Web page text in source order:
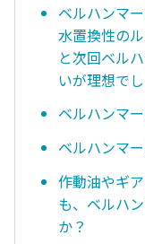
ベルハンマ
水置換性の
と次回ベル
いが理想で
ベルハンマ
ベルハンマ
作動油やギ
も、ベルハ
か？